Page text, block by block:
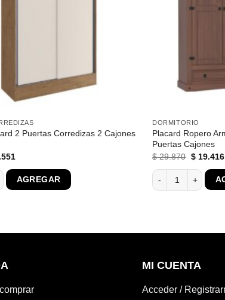
2 Puertas Corredizas 2 Cajones
es:
$ 5.551.
2 Puertas Corredizas 2 Cajones Dormitorio cantidad
AGREGAR
DORMITORIO
Placard Ropero
Puertas Cajones
$29.870 El
original
era:
$
$19.416
Placard Ropero
MI CUENTA
Acceder /